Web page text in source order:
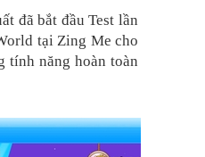
đã bắt đầu Test lần
tại Zing Me cho
tính năng hoàn toàn